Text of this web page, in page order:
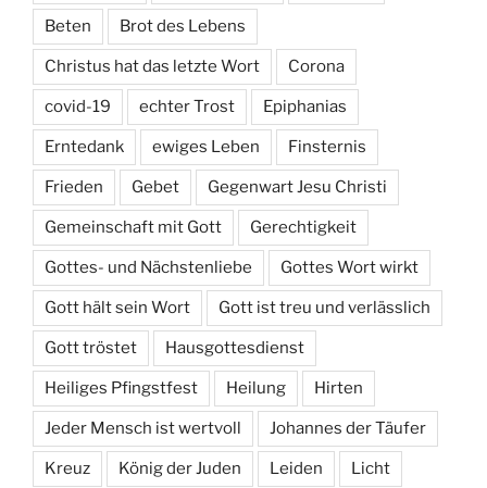
Beten Brot des Lebens
Christus hat das letzte Wort Corona
covid-19 echter Trost Epiphanias
Erntedank ewiges Leben Finsternis
Frieden Gebet Gegenwart Jesu Christi
Gemeinschaft mit Gott Gerechtigkeit
Gottes- und Nächstenliebe Gottes Wort wirkt
Gott hält sein Wort Gott ist treu und verlässlich
Gott tröstet Hausgottesdienst
Heiliges Pfingstfest Heilung Hirten
Jeder Mensch ist wertvoll Johannes der Täufer
Kreuz König der Juden Leiden Licht